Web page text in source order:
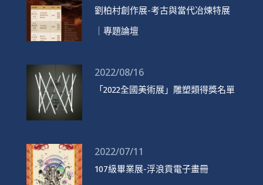
劉柏村創作展-考古與當代冶煉特展
｜專題論壇
2022/08/16
「2022全國美術展」雕塑類得獎名單
2022/07/11
107級畢業展-浮浪貢電子畫冊